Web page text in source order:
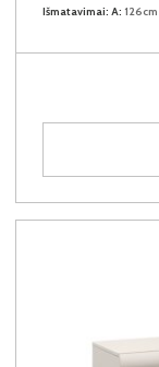
Išmatavimai: A: 126cm